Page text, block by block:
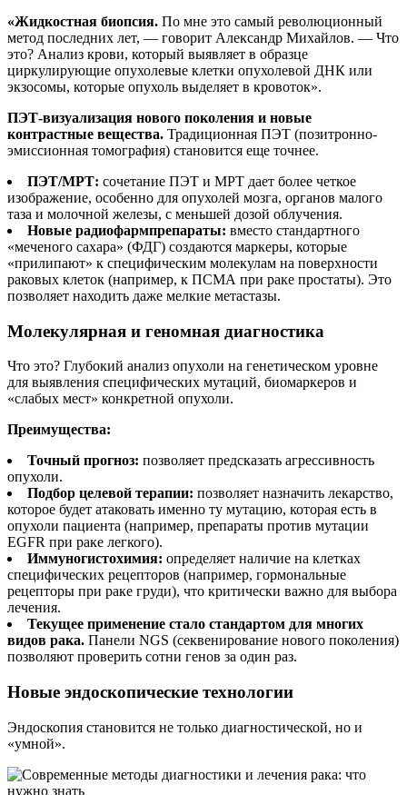
«Жидкостная биопсия. По мне это самый революционный
метод последних лет, — говорит Александр Михайлов. — Что
это? Анализ крови, который выявляет в образце
циркулирующие опухолевые клетки опухолевой ДНК или
экзосомы, которые опухоль выделяет в кровоток».
ПЭТ-визуализация нового поколения и новые
контрастные вещества. Традиционная ПЭТ (позитронно-
эмиссионная томография) становится еще точнее.
ПЭТ/МРТ: сочетание ПЭТ и МРТ дает более четкое
изображение, особенно для опухолей мозга, органов малого
таза и молочной железы, с меньшей дозой облучения.
Новые радиофармпрепараты: вместо стандартного
«меченого сахара» (ФДГ) создаются маркеры, которые
«прилипают» к специфическим молекулам на поверхности
раковых клеток (например, к ПСМА при раке простаты). Это
позволяет находить даже мелкие метастазы.
Молекулярная и геномная диагностика
Что это? Глубокий анализ опухоли на генетическом уровне
для выявления специфических мутаций, биомаркеров и
«слабых мест» конкретной опухоли.
Преимущества:
Точный прогноз: позволяет предсказать агрессивность
опухоли.
Подбор целевой терапии: позволяет назначить лекарство,
которое будет атаковать именно ту мутацию, которая есть в
опухоли пациента (например, препараты против мутации
EGFR при раке легкого).
Иммуногистохимия: определяет наличие на клетках
специфических рецепторов (например, гормональные
рецепторы при раке груди), что критически важно для выбора
лечения.
Текущее применение стало стандартом для многих
видов рака. Панели NGS (секвенирование нового поколения)
позволяют проверить сотни генов за один раз.
Новые эндоскопические технологии
Эндоскопия становится не только диагностической, но и
«умной».